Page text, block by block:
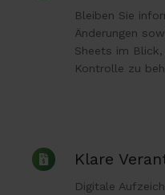
Bleiben Sie
Änderungen
Sheets im
Kontrolle zu
Klare
Digitale
Klare